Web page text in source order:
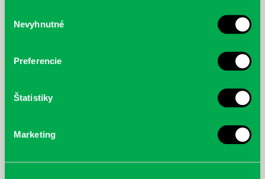
súhlasu
Nevyhnutné
Preferencie
Štatistiky
Marketing
Prvá biografia najväčšieho
cyklistu modernej doby: